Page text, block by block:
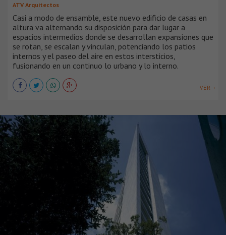
ATV Arquitectos
Casi a modo de ensamble, este nuevo edificio de casas en
altura va alternando su disposición para dar lugar a
espacios intermedios donde se desarrollan expansiones que
se rotan, se escalan y vinculan, potenciando los patios
internos y el paseo del aire en estos intersticios,
fusionando en un continuo lo urbano y lo interno.
VER +